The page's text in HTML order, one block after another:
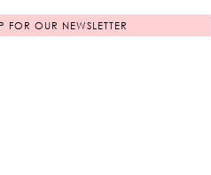
FOR OUR NEWSLETTER